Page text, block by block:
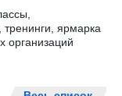
ярмарка
организаций